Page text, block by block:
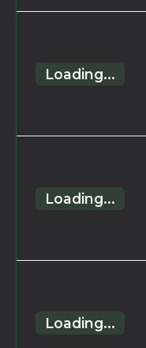
Loading...
Loading...
Loading...